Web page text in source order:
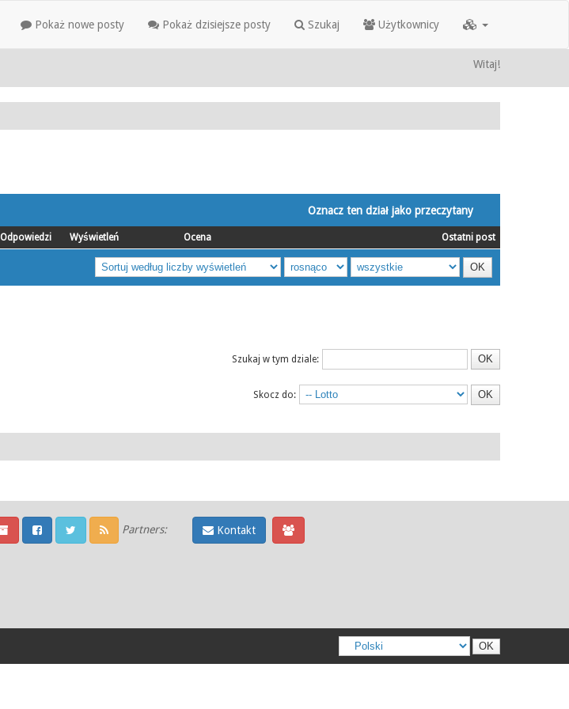
Pokaż nowe posty Pokaż dzisiejsze posty Szukaj Użytkownicy
Witaj!
Oznacz ten dział jako przeczytany
Odpowiedzi Wyświetleń Ocena Ostatni post
Szukaj w tym dziale:
Skocz do:
Partners: Kontakt